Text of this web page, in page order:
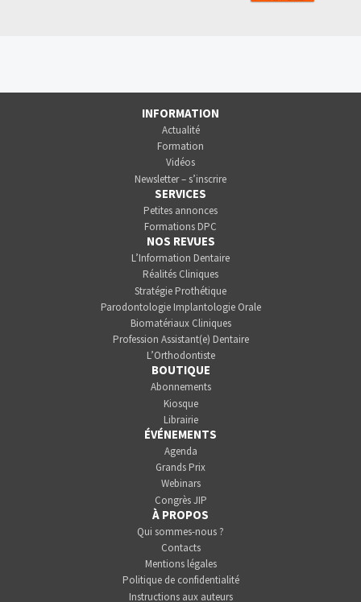
INFORMATION
Actualité
Formation
Vidéos
Newsletter – s’inscrire
SERVICES
Petites annonces
Formations DPC
NOS REVUES
L’Information Dentaire
Réalités Cliniques
Stratégie Prothétique
Parodontologie Implantologie Orale
Biomatériaux Cliniques
Profession Assistant(e) Dentaire
L’Orthodontiste
BOUTIQUE
Abonnements
Kiosque
Librairie
ÉVÉNEMENTS
Agenda
Grands Prix
Webinars
Congrès JIP
À PROPOS
Qui sommes-nous ?
Contacts
Mentions légales
Politique de confidentialité
Instructions aux auteurs